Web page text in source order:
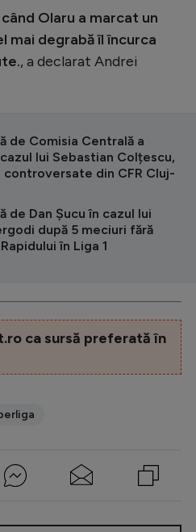
Olaru a marcat un
mai degrabă îl încurca
, a declarat Andrei
de Comisia Centrală a
lui Sebastian Colțescu,
controversate din CFR Cluj-
de Dan Șucu în cazul lui
după 5 meciuri fără
în Liga 1
ca sursă preferată în